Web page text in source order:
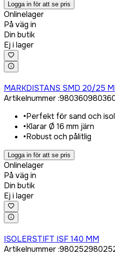
Logga in för att se pris
Onlinelager
På väg in
Din butik
Ej i lager
MARKDISTANS SMD 20/25
Artikelnummer:980360
•Perfekt för sand och
•Klarar Ø 16 mm järn
•Robust och pålitlig
Logga in för att se pris
Onlinelager
På väg in
Din butik
Ej i lager
ISOLERSTIFT ISF 140 MM
Artikelnummer:980252